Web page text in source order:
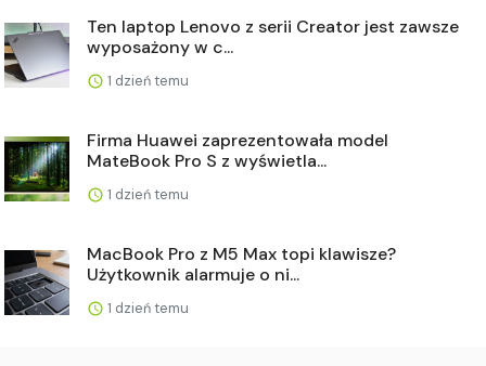
Ten laptop Lenovo z serii Creator jest zawsze
wyposażony w c...
1 dzień temu
Firma Huawei zaprezentowała model
MateBook Pro S z wyświetla...
1 dzień temu
MacBook Pro z M5 Max topi klawisze?
Użytkownik alarmuje o ni...
1 dzień temu